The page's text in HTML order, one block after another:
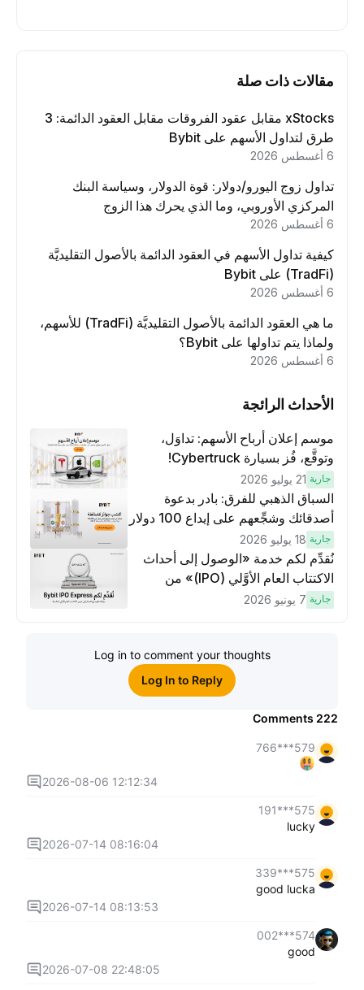
مقالات ذات صلة
xStocks مقابل عقود الفروقات مقابل العقود الدائمة: 3
طرق لتداول الأسهم على Bybit
تداول زوج اليورو/دولار: قوة الدولار، وسياسة البنك
المركزي الأوروبي، وما الذي يحرك هذا الزوج
كيفية تداول الأسهم في العقود الدائمة بالأصول التقليديَّة
ما هي العقود الدائمة بالأصول التقليديَّة (TradFi) للأسهم،
ولماذا يتم تداولها على Bybit؟
الأحداث الرائجة
موسم إعلان أرباح الأسهم: تداوَل،
وتوقَّع، فُز بسيارة Cybertruck!
جارية 21 يوليو 2026
السباق الذهبي للفرق: بادر بدعوة
أصدقائك وشجِّعهم على إيداع 100 دولار
لكسَب مكافآت مُضاعَفة
جارية 18 يوليو 2026
نُقدِّم لكم خدمة «الوصول إلى أحداث
الاكتتاب العام الأوَّلي (IPO)» من
Bybit، بوابتك للوصول المبكر إلى فرص
جارية 7 يونيو 2026
Log in to comment your thoughts
Log In to Reply
222
Comments
579***766
2026-08-06 12:12:34
575***191
lucky
2026-07-14 08:16:04
575***339
good lucka
2026-07-14 08:13:53
574***002
good
2026-07-08 22:48:05